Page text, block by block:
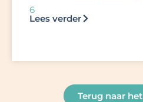
6
Lees verder
Terug naar